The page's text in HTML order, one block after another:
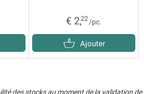
€ 2,22 /pc.
Ajouter
des stocks au moment de la validation de